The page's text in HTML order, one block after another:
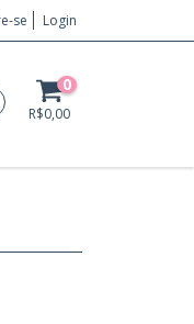
se Login
0
R$0,00